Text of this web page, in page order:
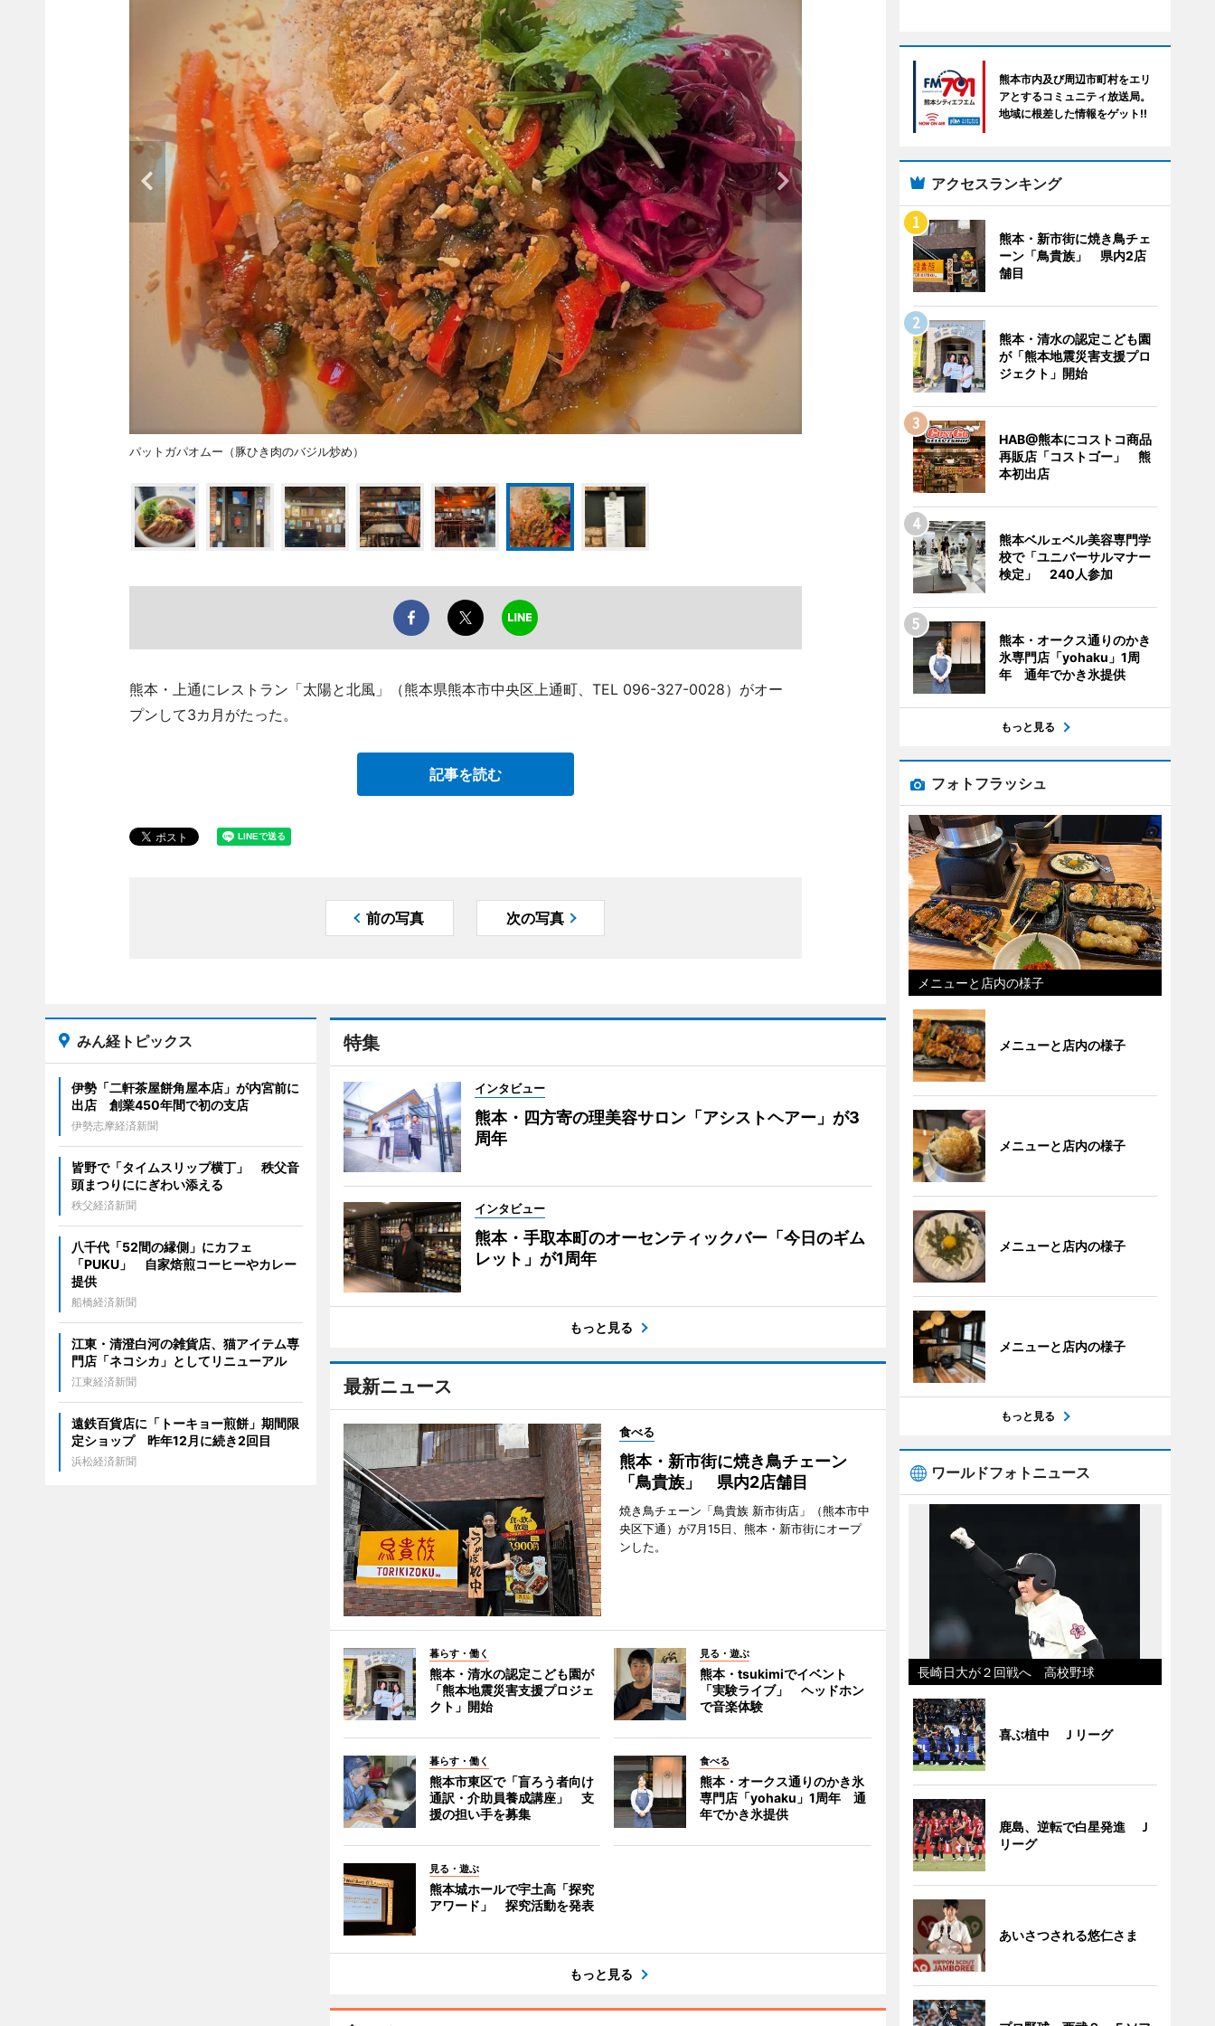
パットガパオムー（豚ひき肉のバジル炒め）
熊本・上通にレストラン「太陽と北風」（熊本県熊本市中央区上通町、TEL 096-327-0028）がオー
プンして3カ月がたった。
記事を読む
前の写真 次の写真
特集
インタビュー
熊本・四方寄の理美容サロン「アシストヘアー」が3
周年
インタビュー
熊本・手取本町のオーセンティックバー「今日のギム
レット」が1周年
もっと見る
最新ニュース
食べる
熊本・新市街に焼き鳥チェーン
「鳥貴族」 県内2店舗目
焼き鳥チェーン「鳥貴族 新市街店」（熊本市中
央区下通）が7月15日、熊本・新市街にオープ
ンした。
暮らす・働く
熊本・清水の認定こども園が
「熊本地震災害支援プロジェ
クト」開始
見る・遊ぶ
熊本・tsukimiでイベント
「実験ライブ」 ヘッドホン
で音楽体験
暮らす・働く
熊本市東区で「盲ろう者向け
通訳・介助員養成講座」 支
援の担い手を募集
食べる
熊本・オークス通りのかき氷
専門店「yohaku」1周年 通
年でかき氷提供
見る・遊ぶ
熊本城ホールで宇土高「探究
アワード」 探究活動を発表
もっと見る
みん経トピックス
伊勢「二軒茶屋餅角屋本店」が内宮前に
出店 創業450年間で初の支店
伊勢志摩経済新聞
皆野で「タイムスリップ横丁」 秩父音
頭まつりににぎわい添える
秩父経済新聞
八千代「52間の縁側」にカフェ
「PUKU」 自家焙煎コーヒーやカレー
提供
船橋経済新聞
江東・清澄白河の雑貨店、猫アイテム専
門店「ネコシカ」としてリニューアル
江東経済新聞
遠鉄百貨店に「トーキョー煎餅」期間限
定ショップ 昨年12月に続き2回目
浜松経済新聞
熊本市内及び周辺市町村をエリ
アとするコミュニティ放送局。
地域に根差した情報をゲット!!
アクセスランキング
熊本・新市街に焼き鳥チェ
ーン「鳥貴族」 県内2店
舗目
熊本・清水の認定こども園
が「熊本地震災害支援プロ
ジェクト」開始
HAB@熊本にコストコ商品
再販店「コストゴー」 熊
本初出店
熊本ベルェベル美容専門学
校で「ユニバーサルマナー
検定」 240人参加
熊本・オークス通りのかき
氷専門店「yohaku」1周
年 通年でかき氷提供
もっと見る
フォトフラッシュ
メニューと店内の様子
メニューと店内の様子
メニューと店内の様子
メニューと店内の様子
メニューと店内の様子
もっと見る
ワールドフォトニュース
長崎日大が２回戦へ 高校野球
喜ぶ植中 Ｊリーグ
鹿島、逆転で白星発進 Ｊ
リーグ
あいさつされる悠仁さま